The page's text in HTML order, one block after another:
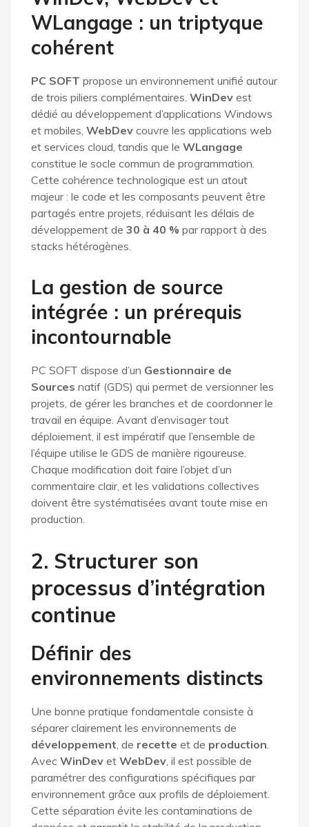
WLangage : un triptyque
cohérent
PC SOFT propose un environnement unifié autour
de trois piliers complémentaires. WinDev est
dédié au développement d’applications Windows
et mobiles, WebDev couvre les applications web
et services cloud, tandis que le WLangage
constitue le socle commun de programmation.
Cette cohérence technologique est un atout
majeur : le code et les composants peuvent être
partagés entre projets, réduisant les délais de
développement de 30 à 40 % par rapport à des
stacks hétérogènes.
La gestion de source
intégrée : un prérequis
incontournable
PC SOFT dispose d’un Gestionnaire de
Sources natif (GDS) qui permet de versionner les
projets, de gérer les branches et de coordonner le
travail en équipe. Avant d’envisager tout
déploiement, il est impératif que l’ensemble de
l’équipe utilise le GDS de manière rigoureuse.
Chaque modification doit faire l’objet d’un
commentaire clair, et les validations collectives
doivent être systématisées avant toute mise en
production.
2. Structurer son
processus d’intégration
continue
Définir des
environnements distincts
Une bonne pratique fondamentale consiste à
séparer clairement les environnements de
développement , de recette et de production
Avec WinDev et WebDev , il est possible de
paramétrer des configurations spécifiques par
environnement grâce aux profils de déploiement.
Cette séparation évite les contaminations de